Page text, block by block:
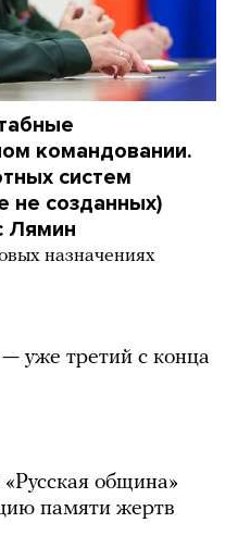
командовании.
систем
не созданных)
Лямин
назначениях
уже третий с конца
община»
памяти жертв